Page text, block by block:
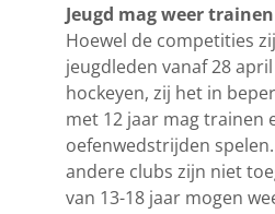
Jeugd mag weer trainen
Hoewel de competities
jeugdleden vanaf 28
hockeyen, zij het in
met 12 jaar mag trainen
oefenwedstrijden
andere clubs zijn niet
van 13-18 jaar mogen